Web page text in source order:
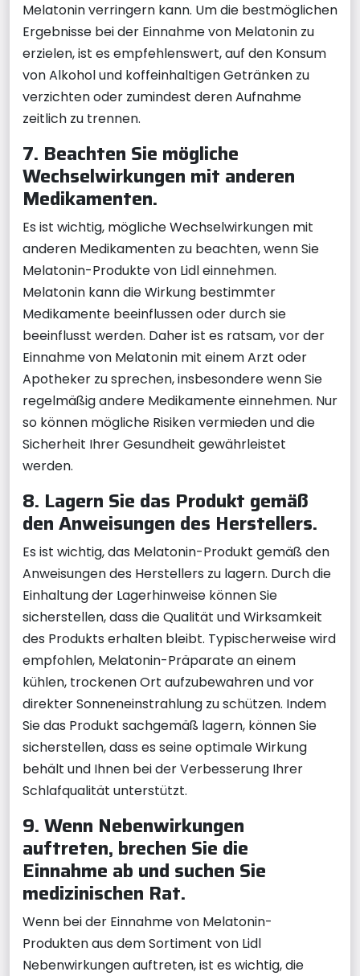
Melatonin verringern kann. Um die bestmöglichen
Ergebnisse bei der Einnahme von Melatonin zu
erzielen, ist es empfehlenswert, auf den Konsum
von Alkohol und koffeinhaltigen Getränken zu
verzichten oder zumindest deren Aufnahme
zeitlich zu trennen.
7. Beachten Sie mögliche
Wechselwirkungen mit anderen
Medikamenten.
Es ist wichtig, mögliche Wechselwirkungen mit
anderen Medikamenten zu beachten, wenn Sie
Melatonin-Produkte von Lidl einnehmen.
Melatonin kann die Wirkung bestimmter
Medikamente beeinflussen oder durch sie
beeinflusst werden. Daher ist es ratsam, vor der
Einnahme von Melatonin mit einem Arzt oder
Apotheker zu sprechen, insbesondere wenn Sie
regelmäßig andere Medikamente einnehmen. Nur
so können mögliche Risiken vermieden und die
Sicherheit Ihrer Gesundheit gewährleistet
werden.
8. Lagern Sie das Produkt gemäß
den Anweisungen des Herstellers.
Es ist wichtig, das Melatonin-Produkt gemäß den
Anweisungen des Herstellers zu lagern. Durch die
Einhaltung der Lagerhinweise können Sie
sicherstellen, dass die Qualität und Wirksamkeit
des Produkts erhalten bleibt. Typischerweise wird
empfohlen, Melatonin-Präparate an einem
kühlen, trockenen Ort aufzubewahren und vor
direkter Sonneneinstrahlung zu schützen. Indem
Sie das Produkt sachgemäß lagern, können Sie
sicherstellen, dass es seine optimale Wirkung
behält und Ihnen bei der Verbesserung Ihrer
Schlafqualität unterstützt.
9. Wenn Nebenwirkungen
auftreten, brechen Sie die
Einnahme ab und suchen Sie
medizinischen Rat.
Wenn bei der Einnahme von Melatonin-
Produkten aus dem Sortiment von Lidl
Nebenwirkungen auftreten, ist es wichtig, die